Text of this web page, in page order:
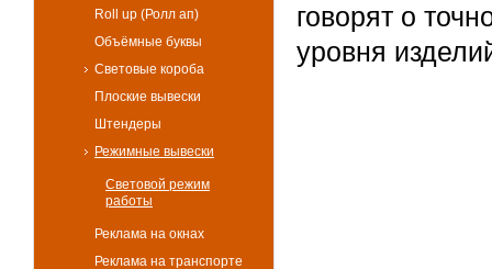
Roll up (Ролл ап)
Объёмные буквы
Световые короба
Плоские вывески
Штендеры
Режимные вывески
Световой режим
работы
Реклама на окнах
Реклама на транспорте
говорят о
уровня